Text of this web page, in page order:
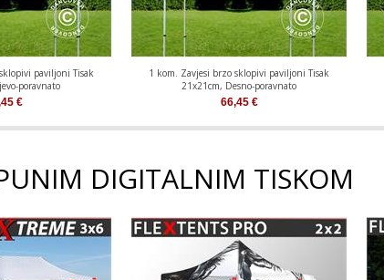
paviljoni Tisak
poravnato
€
1 kom. Zavjesi brzo sklopivi paviljoni Tisak
21x21cm, Desno-poravnato
66,45€
DIGITALNIM TISKOM